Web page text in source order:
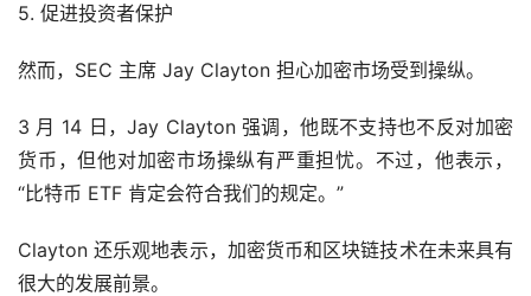
5. 促进投资者保护
然而，SEC 主席 Jay Clayton 担心加密市场受到操纵。
3 月 14 日，Jay Clayton 强调，他既不支持也不反对加密
货币，但他对加密市场操纵有严重担忧。不过，他表示，
“比特币 ETF 肯定会符合我们的规定。”
Clayton 还乐观地表示，加密货币和区块链技术在未来具有
很大的发展前景。